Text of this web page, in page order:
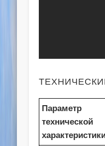
Параметр
технической